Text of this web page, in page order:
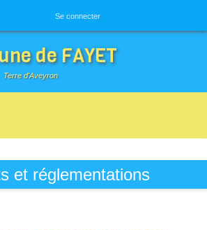
Se connecter
de FAYET
Terre d'Aveyron
et réglementations